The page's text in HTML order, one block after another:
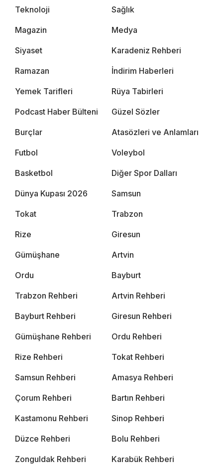
Teknoloji Sağlık
Magazin Medya
Siyaset Karadeniz Rehberi
Ramazan İndirim Haberleri
Yemek Tarifleri Rüya Tabirleri
Podcast Haber Bülteni Güzel Sözler
Burçlar Atasözleri ve Anlamları
Futbol Voleybol
Basketbol Diğer Spor Dalları
Dünya Kupası 2026 Samsun
Tokat Trabzon
Rize Giresun
Gümüşhane Artvin
Ordu Bayburt
Trabzon Rehberi Artvin Rehberi
Bayburt Rehberi Giresun Rehberi
Gümüşhane Rehberi Ordu Rehberi
Rize Rehberi Tokat Rehberi
Samsun Rehberi Amasya Rehberi
Çorum Rehberi Bartın Rehberi
Kastamonu Rehberi Sinop Rehberi
Düzce Rehberi Bolu Rehberi
Zonguldak Rehberi Karabük Rehberi